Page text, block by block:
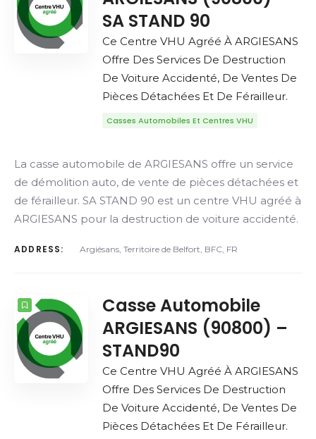
SA STAND 90
Ce Centre VHU Agréé À ARGIESANS
Offre Des Services De Destruction
De Voiture Accidenté, De Ventes De
Pièces Détachées Et De Férailleur.
Casses Automobiles Et Centres VHU
La casse automobile de ARGIESANS offre un service
de démolition auto, de vente de pièces détachées et
de férailleur. SA STAND 90 est un centre VHU agréé à
ARGIESANS pour la destruction de voiture accidenté.
ADDRESS: Argiésans, Territoire de Belfort, BFC, FR
Casse Automobile
ARGIESANS (90800) –
STAND90
Ce Centre VHU Agréé À ARGIESANS
Offre Des Services De Destruction
De Voiture Accidenté, De Ventes De
Pièces Détachées Et De Férailleur.